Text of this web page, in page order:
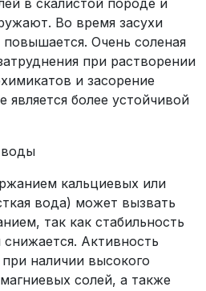
в скалистой породе и
Во время засухи
Очень соленая
при растворении
и засорение
является более устойчивой
кальциевых или
вода) может вызвать
так как стабильность
Активность
наличии высокого
солей, а также